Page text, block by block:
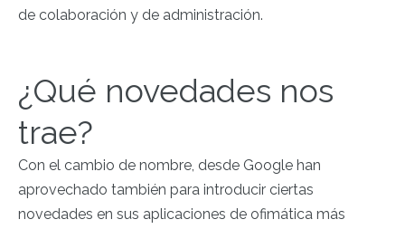
de colaboración y de administración.
¿Qué novedades nos
trae?
Con el cambio de nombre, desde Google han
aprovechado también para introducir ciertas
novedades en sus aplicaciones de ofimática más